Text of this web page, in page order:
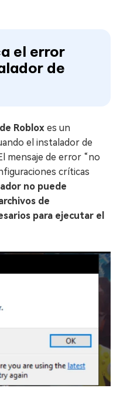
el error
de
Roblox es un
el instalador de
mensaje de error “no
críticas
no puede
de
para ejecutar el